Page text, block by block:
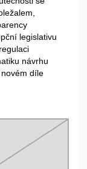
legislativu
návrhu
díle